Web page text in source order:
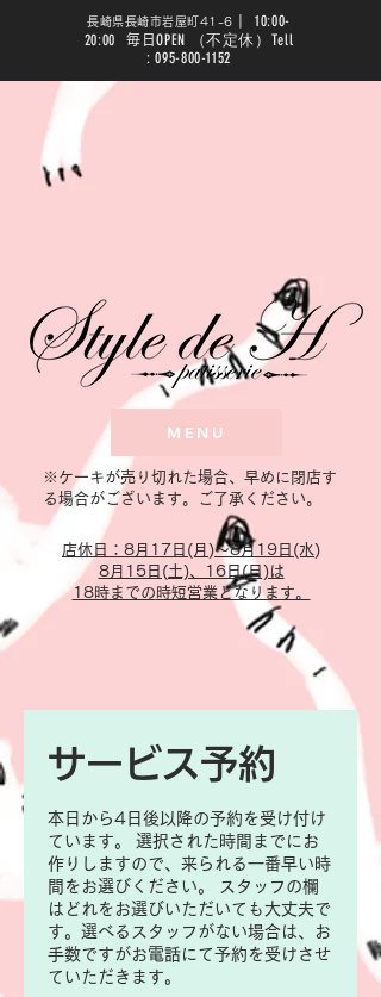
長崎県長崎市岩屋町41-6
10:00-
20:00 毎日OPEN （不定休）Tell
:095-800-1152
MENU
​※ケーキが売り切れた場合、早めに閉店す
る場合がございます。ご了承ください。
​店休日：8月17日(月)～8月19日(水)
​8月15日(土)、16日(日)は
18時までの時短営業となります。
サービス予約
本日から4日後以降の予約を受け付け
ています。 選択された時間までにお
作りしますので、来られる一番早い時
間をお選びください。 スタッフの欄
はどれをお選びいただいても大丈夫で
す。選べるスタッフがない場合は、お
手数ですがお電話にて予約を受けさせ
ていただきます。